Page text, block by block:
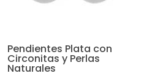
Pendientes Plata con
Circonitas y Perlas
Naturales